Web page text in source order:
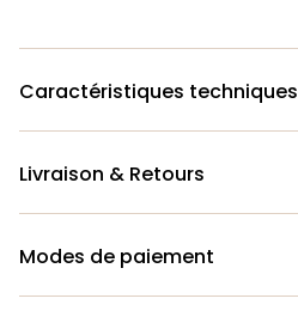
Caractéristiques techniques
Livraison & Retours
Modes de paiement